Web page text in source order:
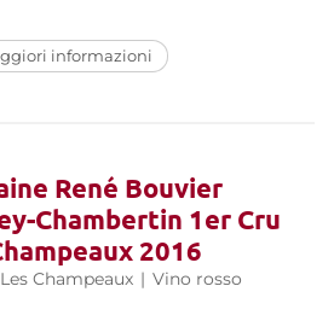
informazioni
René Bouvier
Chambertin 1er Cru
2016
Champeaux | Vino rosso